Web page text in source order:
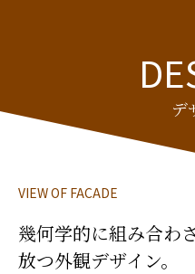
デ
VIEW OF FACADE
幾何学的に組み合わ
放つ外観デザイン。